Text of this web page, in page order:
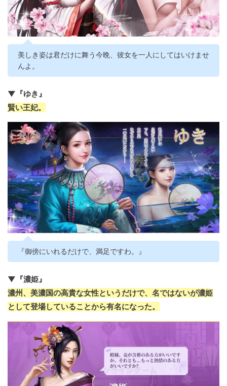
美しき姿は君だけに舞う今晩、彼女を一人にしてはいけませ
んよ。
▼『ゆき』
賢い王妃。
『御傍にいれるだけで、満足ですわ。』
▼『濃姫』
濃州、美濃国の高貴な女性というだけで、名ではないが濃姫
として登場していることから有名になった。